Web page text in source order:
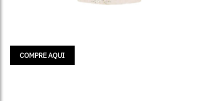
COMPRE AQUI